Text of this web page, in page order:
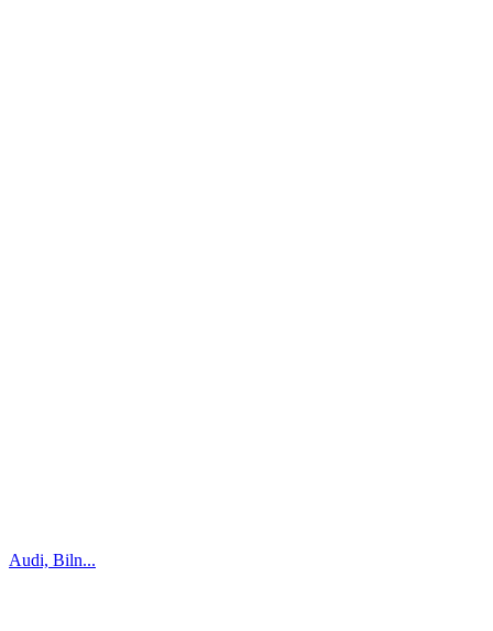
Audi, Biln...